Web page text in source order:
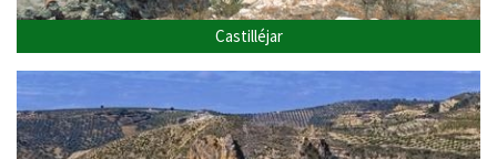
Castilléjar